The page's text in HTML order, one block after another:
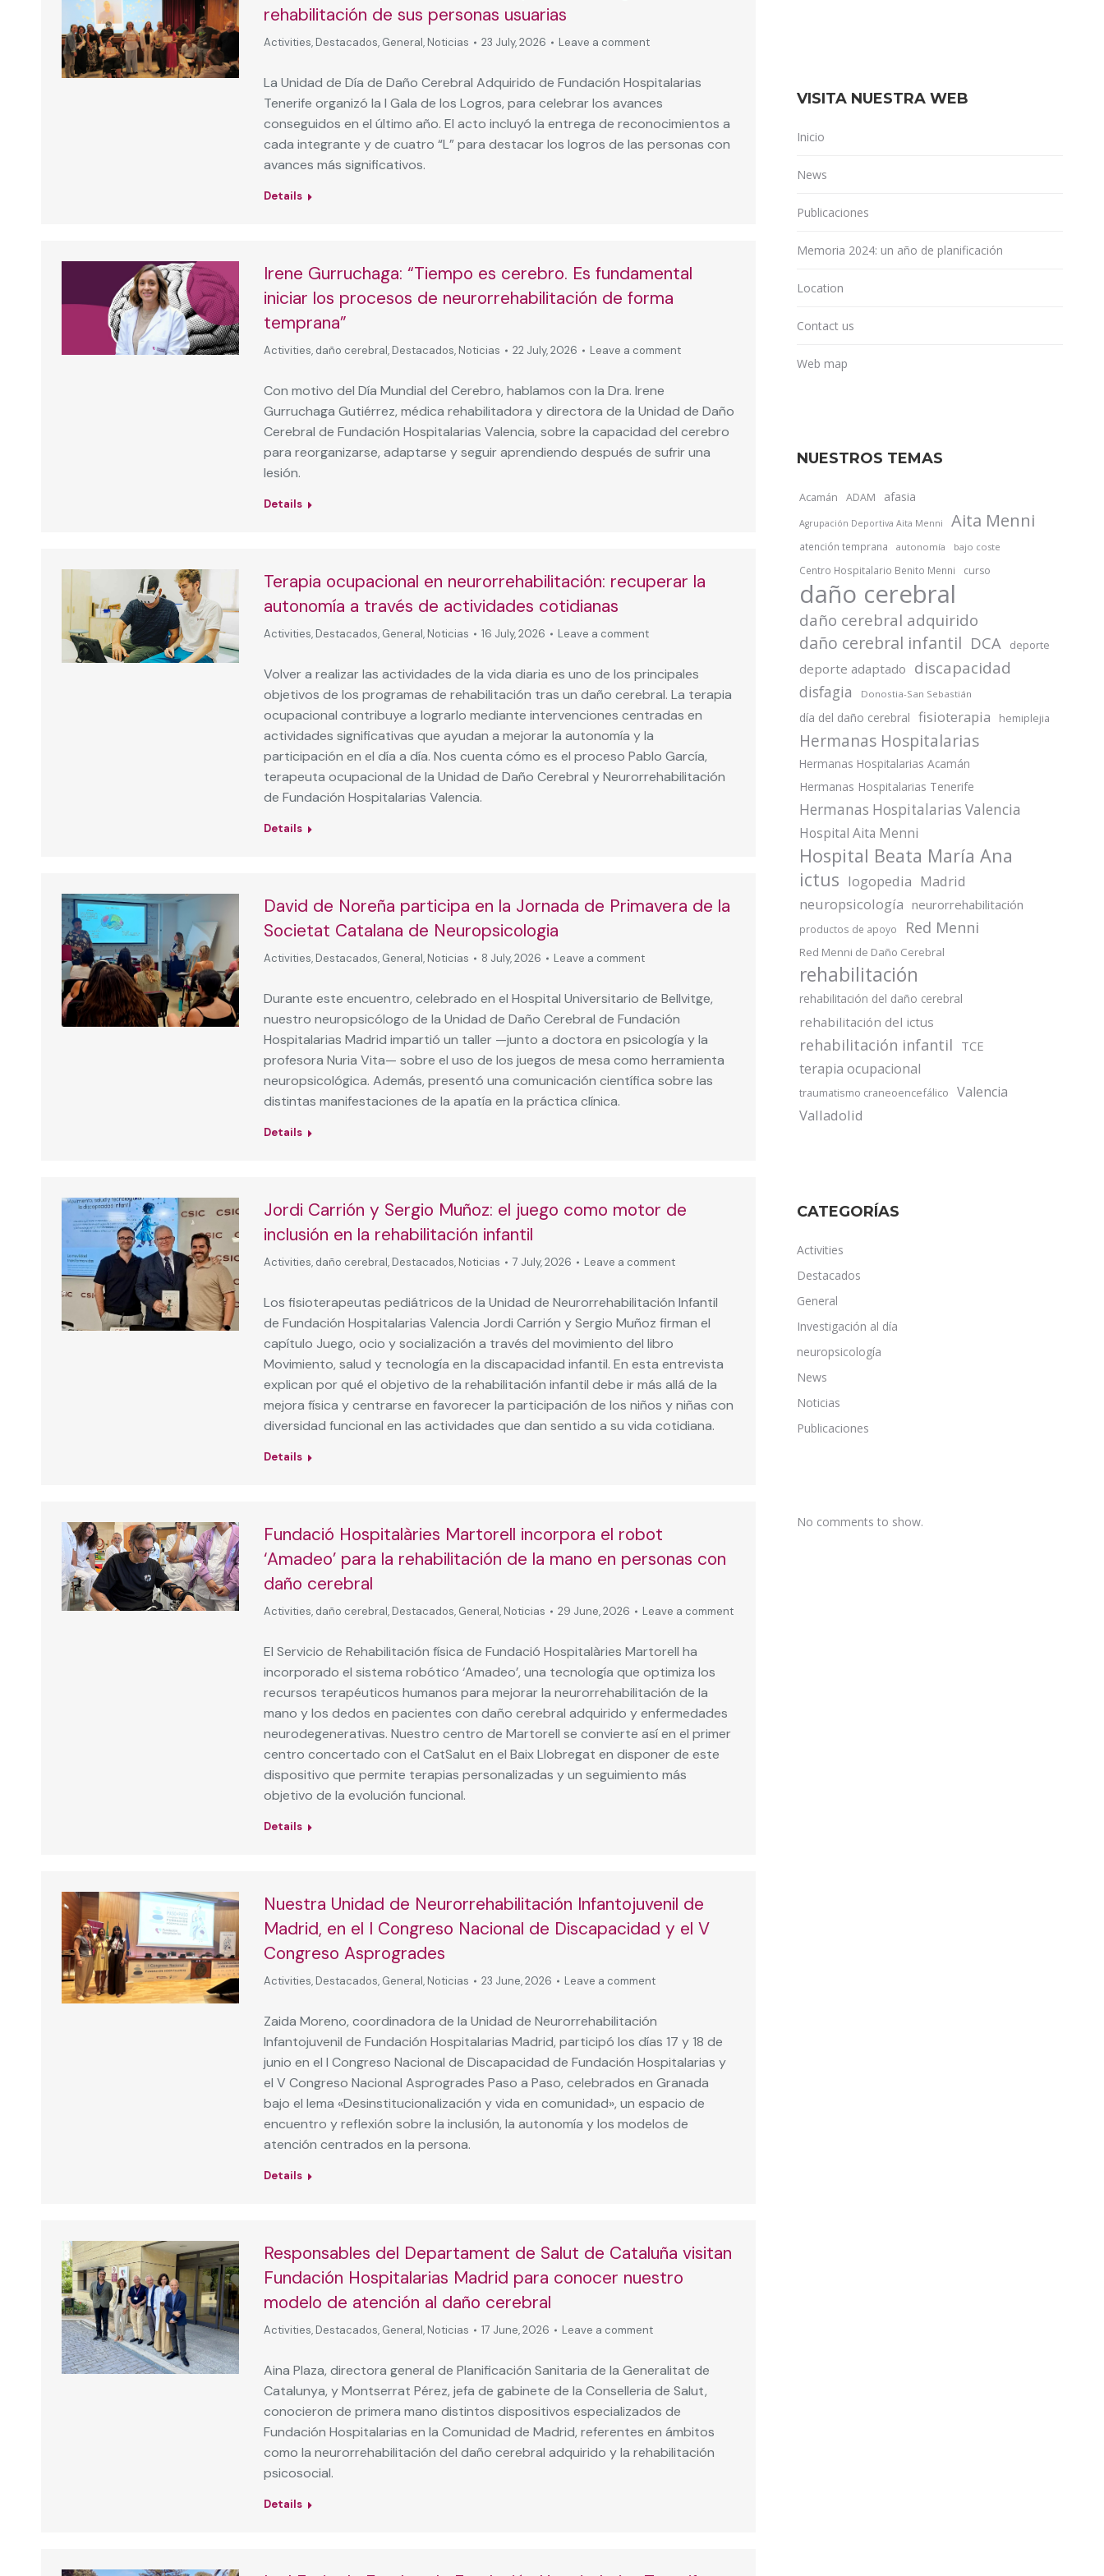
rehabilitación de sus personas usuarias
Activities, Destacados, General, Noticias 23 July, 2026 Leave a comment
La Unidad de Día de Daño Cerebral Adquirido de Fundación Hospitalarias
Tenerife organizó la I Gala de los Logros, para celebrar los avances
conseguidos en el último año. El acto incluyó la entrega de reconocimientos a
cada integrante y de cuatro “L” para destacar los logros de las personas con
avances más significativos.
Details
Irene Gurruchaga: “Tiempo es cerebro. Es fundamental
iniciar los procesos de neurorrehabilitación de forma
temprana”
Activities, daño cerebral, Destacados, Noticias 22 July, 2026 Leave a comment
Con motivo del Día Mundial del Cerebro, hablamos con la Dra. Irene
Gurruchaga Gutiérrez, médica rehabilitadora y directora de la Unidad de Daño
Cerebral de Fundación Hospitalarias Valencia, sobre la capacidad del cerebro
para reorganizarse, adaptarse y seguir aprendiendo después de sufrir una
lesión.
Details
Terapia ocupacional en neurorrehabilitación: recuperar la
autonomía a través de actividades cotidianas
Activities, Destacados, General, Noticias 16 July, 2026 Leave a comment
Volver a realizar las actividades de la vida diaria es uno de los principales
objetivos de los programas de rehabilitación tras un daño cerebral. La terapia
ocupacional contribuye a lograrlo mediante intervenciones centradas en
actividades significativas que ayudan a mejorar la autonomía y la
participación en el día a día. Nos cuenta cómo es el proceso Pablo García,
terapeuta ocupacional de la Unidad de Daño Cerebral y Neurorrehabilitación
de Fundación Hospitalarias Valencia.
Details
David de Noreña participa en la Jornada de Primavera de la
Societat Catalana de Neuropsicologia
Activities, Destacados, General, Noticias 8 July, 2026 Leave a comment
Durante este encuentro, celebrado en el Hospital Universitario de Bellvitge,
nuestro neuropsicólogo de la Unidad de Daño Cerebral de Fundación
Hospitalarias Madrid impartió un taller —junto a doctora en psicología y la
profesora Nuria Vita— sobre el uso de los juegos de mesa como herramienta
neuropsicológica. Además, presentó una comunicación científica sobre las
distintas manifestaciones de la apatía en la práctica clínica.
Details
Jordi Carrión y Sergio Muñoz: el juego como motor de
inclusión en la rehabilitación infantil
Activities, daño cerebral, Destacados, Noticias 7 July, 2026 Leave a comment
Los fisioterapeutas pediátricos de la Unidad de Neurorrehabilitación Infantil
de Fundación Hospitalarias Valencia Jordi Carrión y Sergio Muñoz firman el
capítulo Juego, ocio y socialización a través del movimiento del libro
Movimiento, salud y tecnología en la discapacidad infantil. En esta entrevista
explican por qué el objetivo de la rehabilitación infantil debe ir más allá de la
mejora física y centrarse en favorecer la participación de los niños y niñas con
diversidad funcional en las actividades que dan sentido a su vida cotidiana.
Details
Fundació Hospitalàries Martorell incorpora el robot
‘Amadeo’ para la rehabilitación de la mano en personas con
daño cerebral
Activities, daño cerebral, Destacados, General, Noticias 29 June, 2026 Leave a comment
El Servicio de Rehabilitación física de Fundació Hospitalàries Martorell ha
incorporado el sistema robótico ‘Amadeo’, una tecnología que optimiza los
recursos terapéuticos humanos para mejorar la neurorrehabilitación de la
mano y los dedos en pacientes con daño cerebral adquirido y enfermedades
neurodegenerativas. Nuestro centro de Martorell se convierte así en el primer
centro concertado con el CatSalut en el Baix Llobregat en disponer de este
dispositivo que permite terapias personalizadas y un seguimiento más
objetivo de la evolución funcional.
Details
Nuestra Unidad de Neurorrehabilitación Infantojuvenil de
Madrid, en el I Congreso Nacional de Discapacidad y el V
Congreso Asprogrades
Activities, Destacados, General, Noticias 23 June, 2026 Leave a comment
Zaida Moreno, coordinadora de la Unidad de Neurorrehabilitación
Infantojuvenil de Fundación Hospitalarias Madrid, participó los días 17 y 18 de
junio en el I Congreso Nacional de Discapacidad de Fundación Hospitalarias y
el V Congreso Nacional Asprogrades Paso a Paso, celebrados en Granada
bajo el lema «Desinstitucionalización y vida en comunidad», un espacio de
encuentro y reflexión sobre la inclusión, la autonomía y los modelos de
atención centrados en la persona.
Details
Responsables del Departament de Salut de Cataluña visitan
Fundación Hospitalarias Madrid para conocer nuestro
modelo de atención al daño cerebral
Activities, Destacados, General, Noticias 17 June, 2026 Leave a comment
Aina Plaza, directora general de Planificación Sanitaria de la Generalitat de
Catalunya, y Montserrat Pérez, jefa de gabinete de la Conselleria de Salut,
conocieron de primera mano distintos dispositivos especializados de
Fundación Hospitalarias en la Comunidad de Madrid, referentes en ámbitos
como la neurorrehabilitación del daño cerebral adquirido y la rehabilitación
psicosocial.
Details
VISITA NUESTRA WEB
Inicio
News
Publicaciones
Memoria 2024: un año de planificación
Location
Contact us
Web map
NUESTROS TEMAS
Acamán ADAM afasia
Agrupación Deportiva Aita Menni Aita Menni
atención temprana autonomía bajo coste
Centro Hospitalario Benito Menni curso
daño cerebral
daño cerebral adquirido
daño cerebral infantil DCA deporte
deporte adaptado discapacidad
disfagia Donostia-San Sebastián
día del daño cerebral fisioterapia hemiplejia
Hermanas Hospitalarias
Hermanas Hospitalarias Acamán
Hermanas Hospitalarias Tenerife
Hermanas Hospitalarias Valencia
Hospital Aita Menni
Hospital Beata María Ana
ictus logopedia Madrid
neuropsicología neurorrehabilitación
productos de apoyo Red Menni
Red Menni de Daño Cerebral
rehabilitación
rehabilitación del daño cerebral
rehabilitación del ictus
rehabilitación infantil TCE
terapia ocupacional
traumatismo craneoencefálico Valencia
Valladolid
CATEGORÍAS
Activities
Destacados
General
Investigación al día
neuropsicología
News
Noticias
Publicaciones
No comments to show.